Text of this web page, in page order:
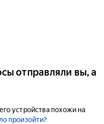
отправляли вы, а
устройства похожи на
произойти?